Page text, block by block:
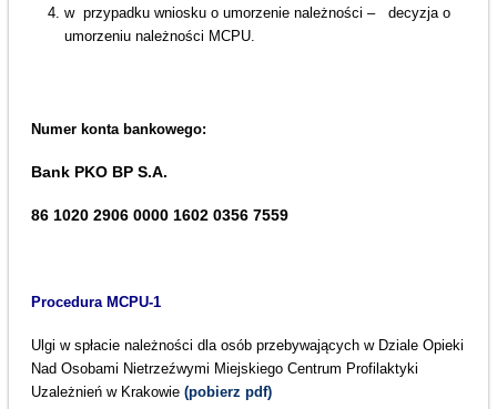
w przypadku wniosku o umorzenie należności – decyzja o
umorzeniu należności MCPU.
Numer konta bankowego:
Bank PKO BP S.A.
86 1020 2906 0000 1602 0356 7559
Procedura MCPU-1
Ulgi w spłacie należności dla osób przebywających w Dziale Opieki
Nad Osobami Nietrzeźwymi Miejskiego Centrum Profilaktyki
Uzależnień w Krakowie (pobierz pdf)